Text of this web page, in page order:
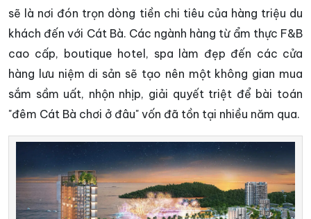
sẽ là nơi đón trọn dòng tiền chi tiêu của hàng triệu du
khách đến với Cát Bà. Các ngành hàng từ ẩm thực F&B
cao cấp, boutique hotel, spa làm đẹp đến các cửa
hàng lưu niệm di sản sẽ tạo nên một không gian mua
sắm sầm uất, nhộn nhịp, giải quyết triệt để bài toán
"đêm Cát Bà chơi ở đâu" vốn đã tồn tại nhiều năm qua.